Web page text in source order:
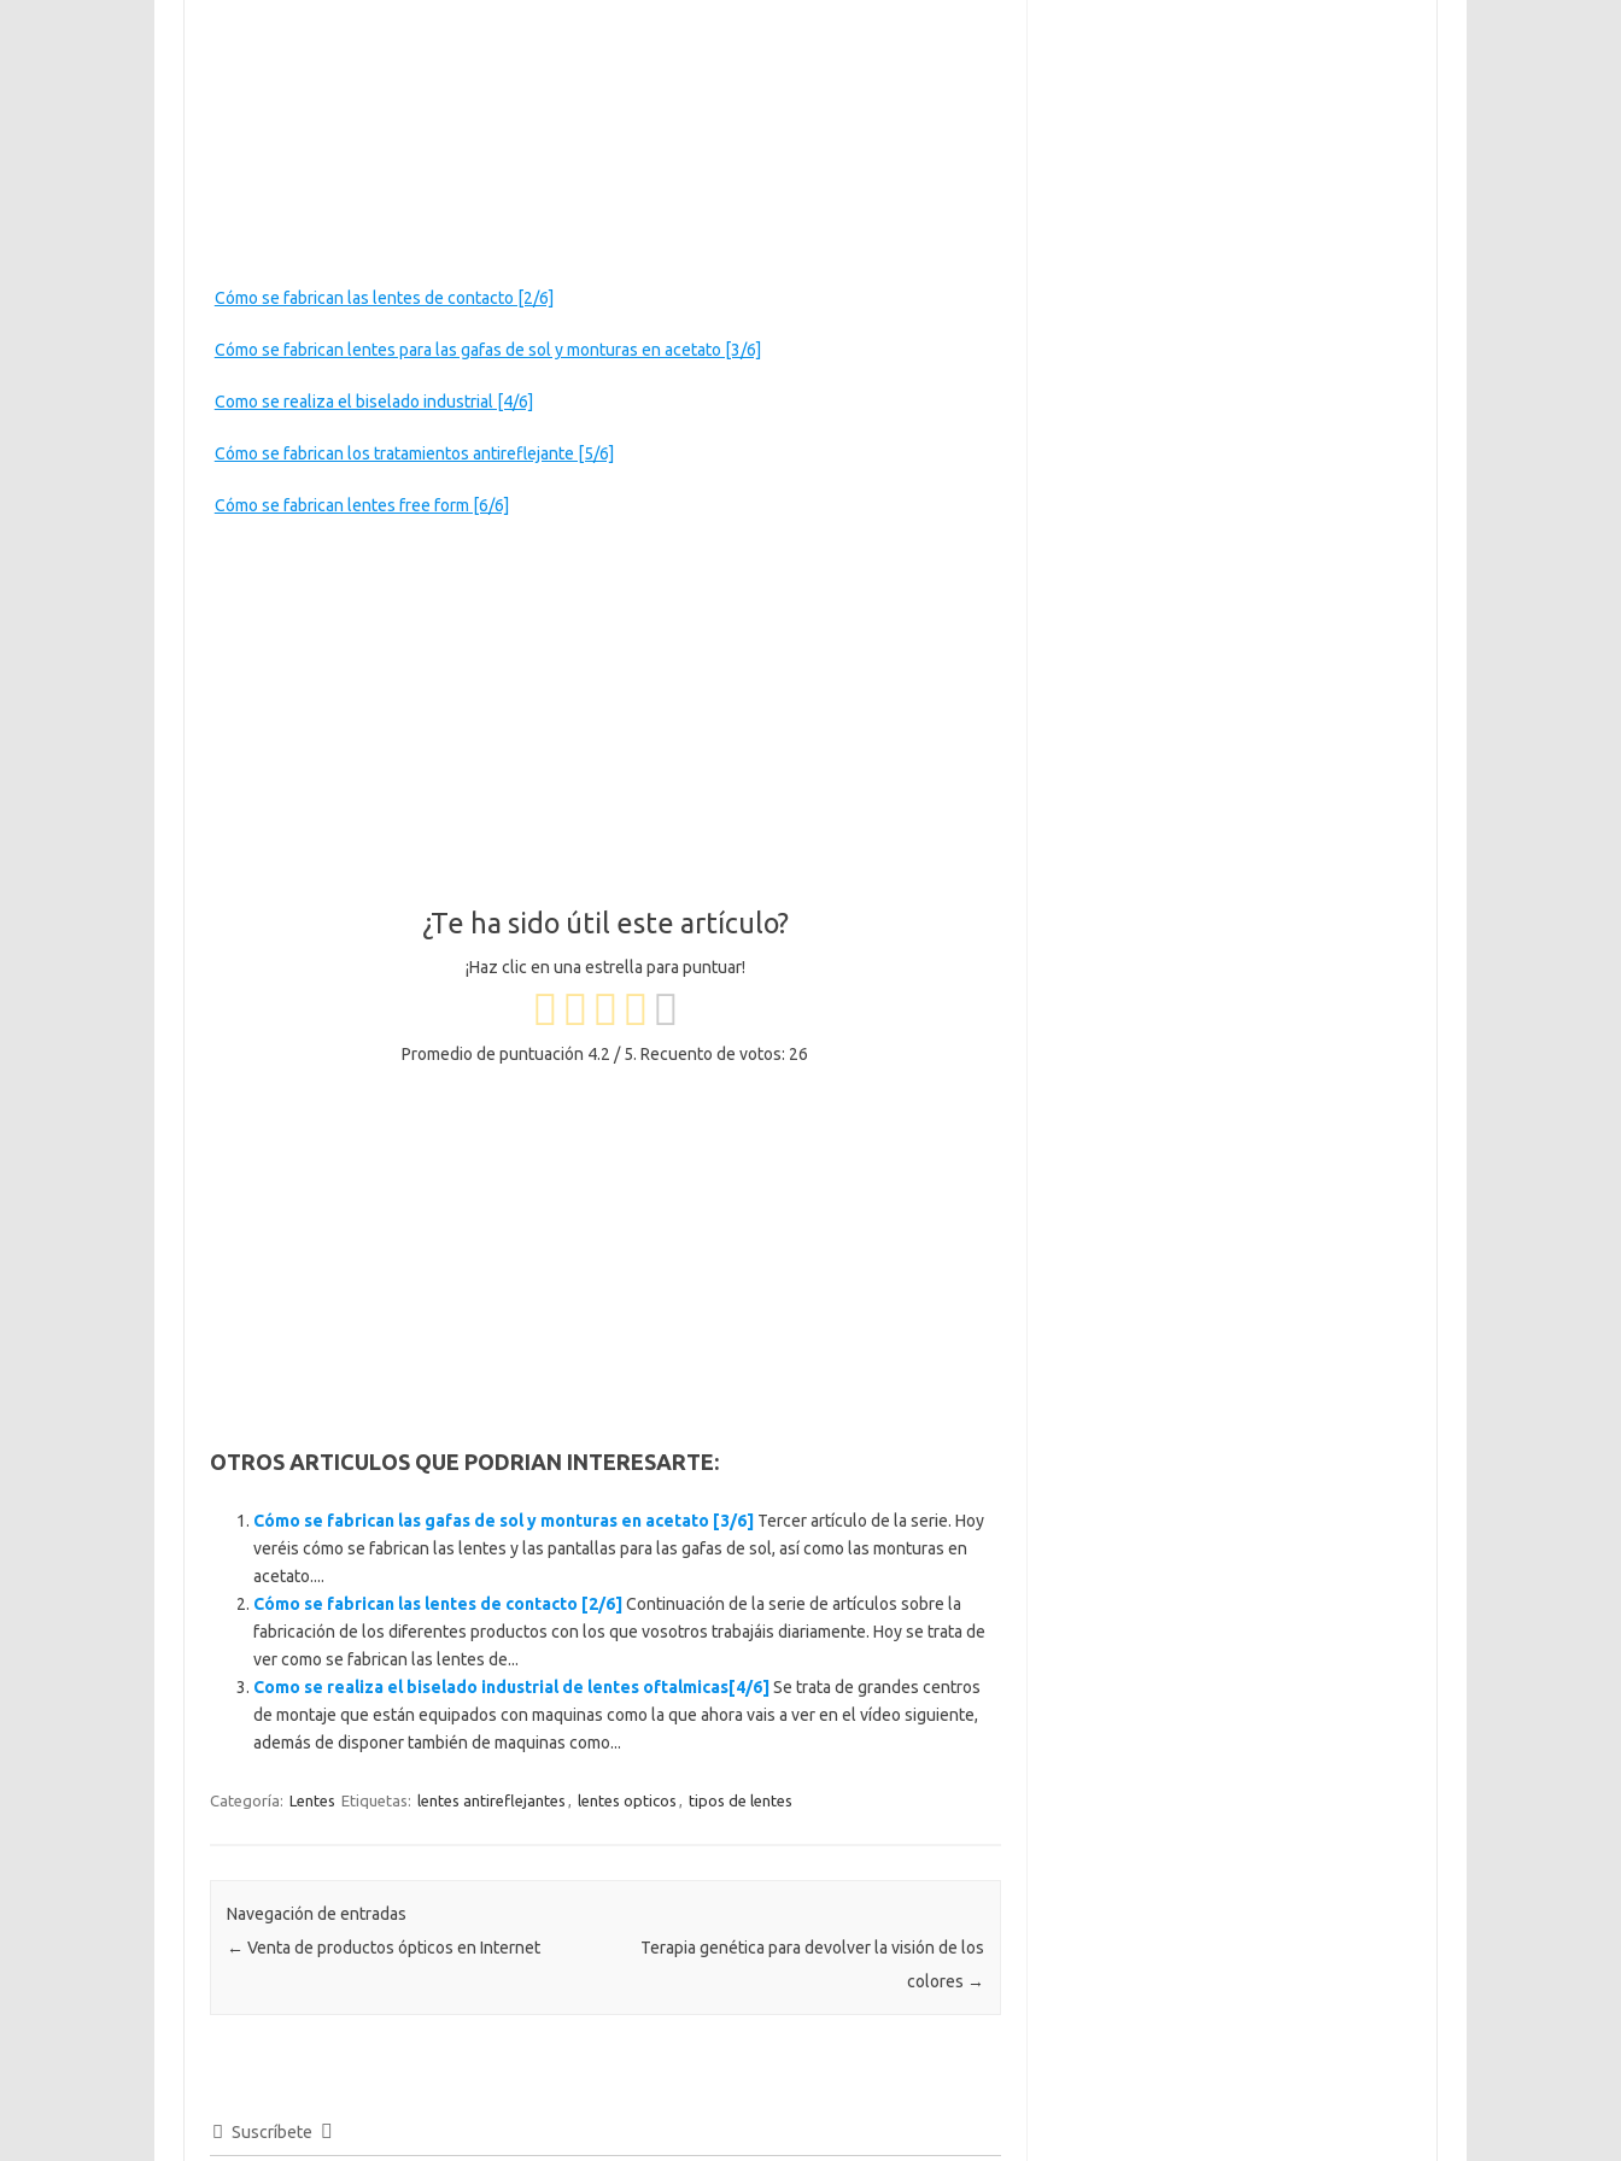
Cómo se fabrican las lentes de contacto [2/6]
Cómo se fabrican lentes para las gafas de sol y monturas en acetato [3/6]
Como se realiza el biselado industrial [4/6]
Cómo se fabrican los tratamientos antireflejante [5/6]
Cómo se fabrican lentes free form [6/6]
¿Te ha sido útil este artículo?
¡Haz clic en una estrella para puntuar!
Promedio de puntuación 4.2 / 5. Recuento de votos: 26
OTROS ARTICULOS QUE PODRIAN INTERESARTE:
Cómo se fabrican las gafas de sol y monturas en acetato [3/6] Tercer artículo de la serie. Hoy
veréis cómo se fabrican las lentes y las pantallas para las gafas de sol, así como las monturas en
acetato....
Cómo se fabrican las lentes de contacto [2/6] Continuación de la serie de artículos sobre la
fabricación de los diferentes productos con los que vosotros trabajáis diariamente. Hoy se trata de
ver como se fabrican las lentes de...
Como se realiza el biselado industrial de lentes oftalmicas[4/6] Se trata de grandes centros
de montaje que están equipados con maquinas como la que ahora vais a ver en el vídeo siguiente,
además de disponer también de maquinas como...
Categoría: Lentes Etiquetas: lentes antireflejantes , lentes opticos , tipos de lentes
Navegación de entradas
← Venta de productos ópticos en Internet
Terapia genética para devolver la visión de los
colores →
Suscríbete